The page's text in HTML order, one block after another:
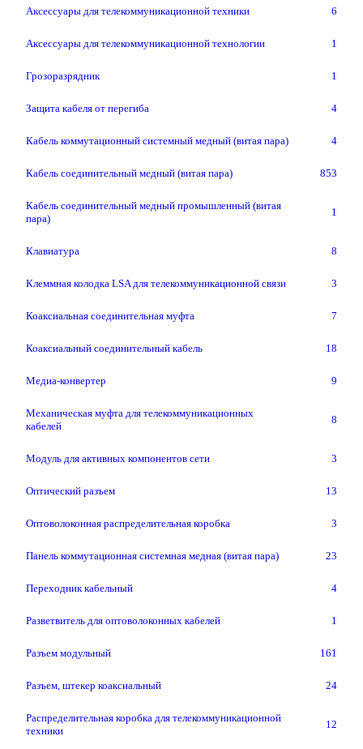
Аксессуары для телекоммуникационной техники 6
Аксессуары для телекоммуникационной технологии 1
Грозоразрядник 1
Защита кабеля от перегиба 4
Кабель коммутационный системный медный (витая пара) 4
Кабель соединительный медный (витая пара) 853
Кабель соединительный медный промышленный (витая
пара)
1
Клавиатура 8
Клеммная колодка LSA для телекоммуникационной связи 3
Коаксиальная соединительная муфта 7
Коаксиальный соединительный кабель 18
Медиа-конвертер 9
Механическая муфта для телекоммуникационных
кабелей
8
Модуль для активных компонентов сети 3
Оптический разъем 13
Оптоволоконная распределительная коробка 3
Панель коммутационная системная медная (витая пара) 23
Переходник кабельный 4
Разветвитель для оптоволоконных кабелей 1
Разъем модульный 161
Разъем, штекер коаксиальный 24
Распределительная коробка для телекоммуникационной
техники
12